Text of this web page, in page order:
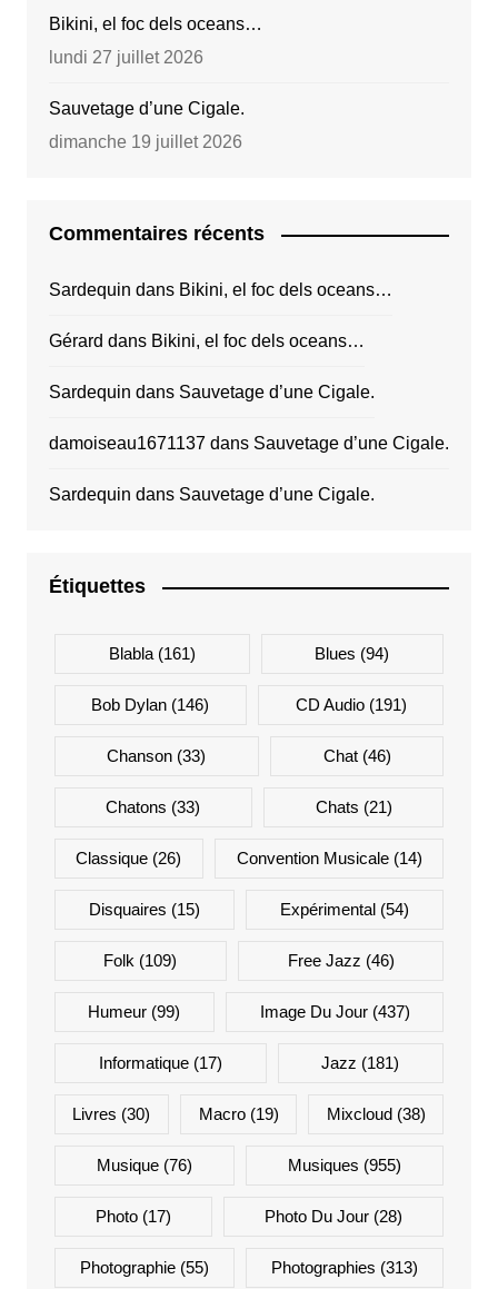
Bikini, el foc dels oceans…
lundi 27 juillet 2026
Sauvetage d’une Cigale.
dimanche 19 juillet 2026
Commentaires récents
Sardequin dans Bikini, el foc dels oceans…
Gérard dans Bikini, el foc dels oceans…
Sardequin dans Sauvetage d’une Cigale.
damoiseau1671137dans Sauvetage d’une Cigale.
Sardequin dans Sauvetage d’une Cigale.
Étiquettes
Blabla(161) Blues (94)
Bob Dylan (146) CD Audio(191)
Chanson (33) Chat(46)
Chatons (33) Chats (21)
Classique (26) Convention Musicale(14)
Disquaires (15) Expérimental (54)
Folk (109) Free Jazz (46)
Humeur (99) Image Du Jour(437)
Informatique(17) Jazz (181)
Livres (30) Macro(19) Mixcloud(38)
Musique(76) Musiques (955)
Photo(17) Photo Du Jour (28)
Photographie(55) Photographies (313)